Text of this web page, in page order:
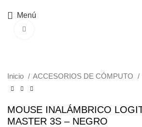
Menú
Inicio ACCESORIOS DE CÓMPUTO
MOUSE INALÁMBRICO
MASTER 3S – NEGRO